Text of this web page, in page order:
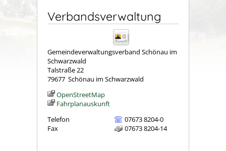
Verbandsverwaltung
Gemeindeverwaltungsverband Schönau im
Schwarzwald
Talstraße 22
79677 Schönau im Schwarzwald
OpenStreetMap
Fahrplanauskunft
Telefon
07673 8204-0
Fax
07673 8204-14